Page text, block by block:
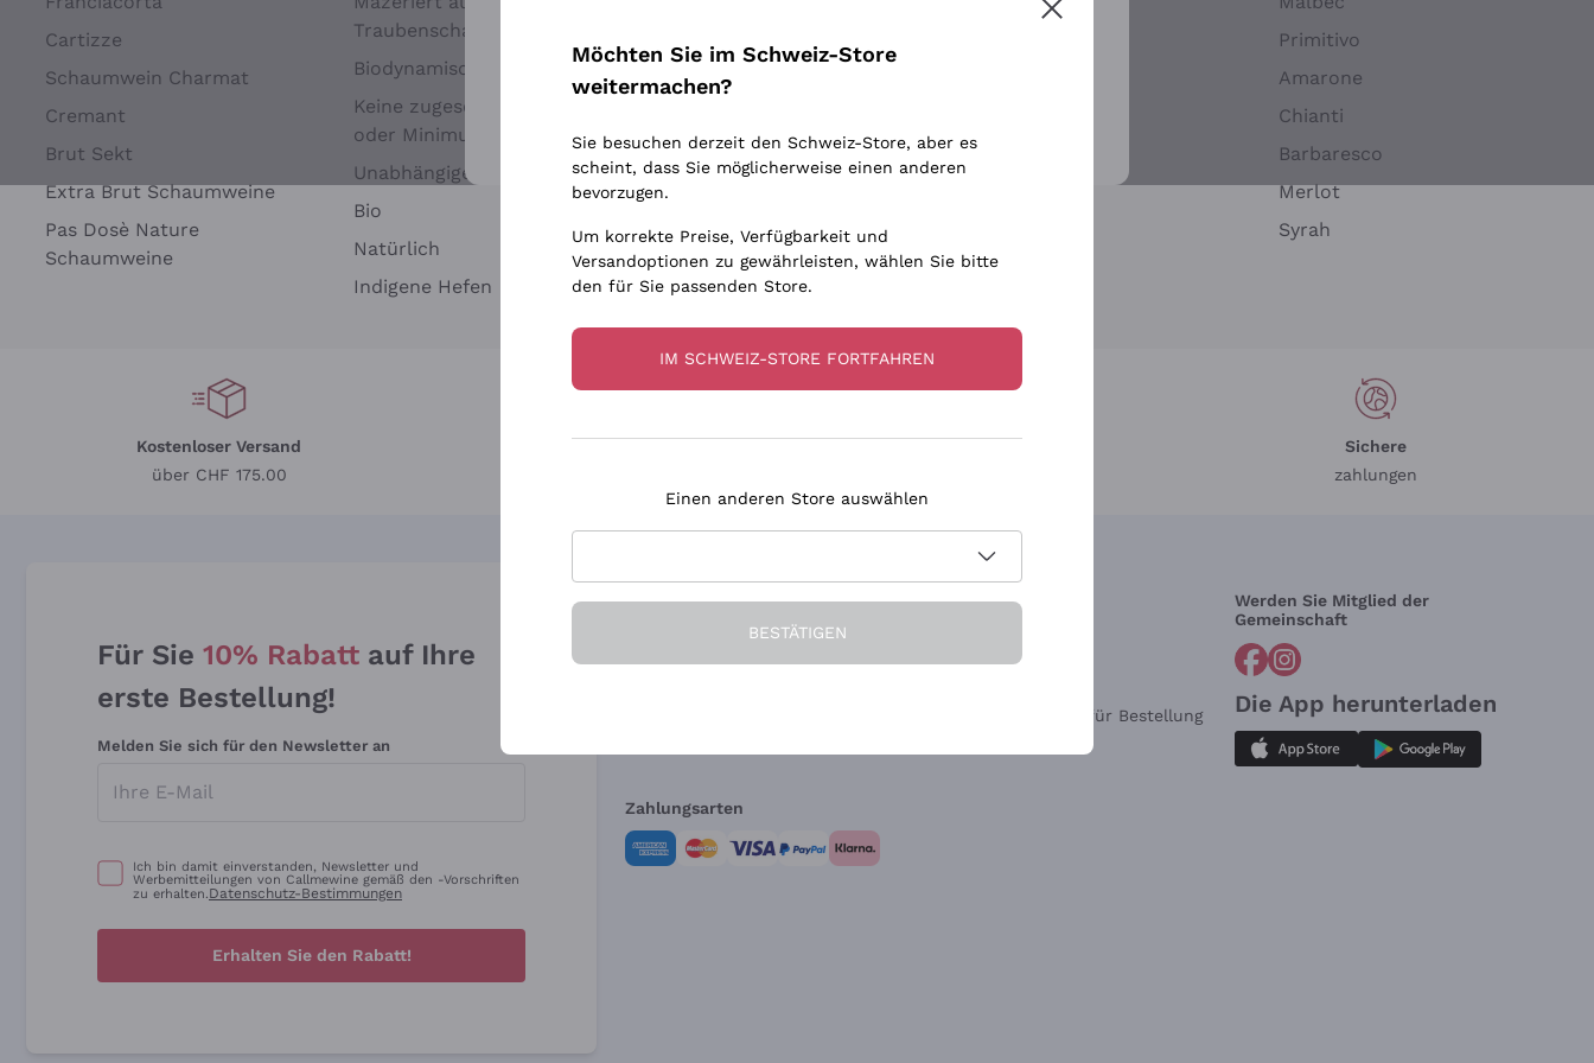
Cartizze
Schaumwein Charmat
Cremant
Brut Sekt
Extra Brut Schaumweine
Pas Dosè Nature
Schaumweine
Traubenschalen
Biodynamisch
Keine zugesetzten Sulfite
oder Minimum
Unabhängige Weinbauern
Bio
Natürlich
Indigene Hefen
Biondi Santi
Argiolas
Zenato
Ca' dei Frati
Chardonnay
Primitivo
Amarone
Chianti
Barbaresco
Merlot
Syrah
Kostenloser Versand
über CHF 175.00
Sichere
zahlungen
Für Sie 10% Rabatt auf Ihre
erste Bestellung!
Melden Sie sich für den Newsletter an
Ich bin damit einverstanden, Newsletter und
Werbemitteilungen von Callmewine gemäß den -Vorschriften
zu erhalten.Datenschutz-Bestimmungen
Erhalten Sie den Rabatt!
Die Firma Brauchen Sie Hilfe?
Widerrufsformular für Bestellung
Werden Sie Mitglied der
Gemeinschaft
Die App herunterladen
Zahlungsarten
Weitere Informationen finden Sie in unserem Datenschutz-Bestimmungen
Möchten Sie im Schweiz-Store
weitermachen?
Sie besuchen derzeit den Schweiz-Store, aber es
scheint, dass Sie möglicherweise einen anderen
bevorzugen.
Um korrekte Preise, Verfügbarkeit und
Versandoptionen zu gewährleisten, wählen Sie bitte
den für Sie passenden Store.
IM SCHWEIZ-STORE FORTFAHREN
Einen anderen Store auswählen
BESTÄTIGEN